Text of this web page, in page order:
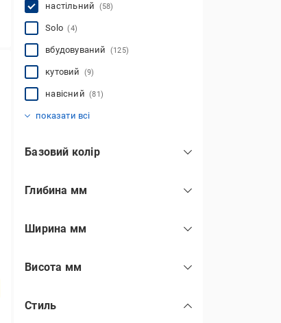
настільний (58)
Solo(4)
вбудовуваний (125)
кутовий (9)
навісний(81)
показати всі
Базовий колір
коричневий
чорний(43)
Глибина мм
Ширина мм
Висота мм
Стиль